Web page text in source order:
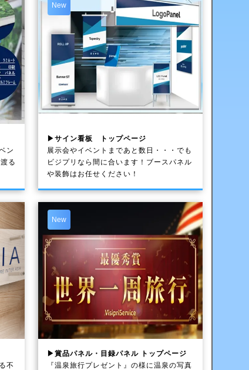
ン
る
New
▶サイン看板 トップページ
展示会やイベントまであと数日・・・でも
ビジプリなら間に合います！ブースパネル
や装飾はお任せください！
不
New
▶賞品パネル・目録パネル トップページ
『温泉旅行プレゼント』の様に温泉の写真